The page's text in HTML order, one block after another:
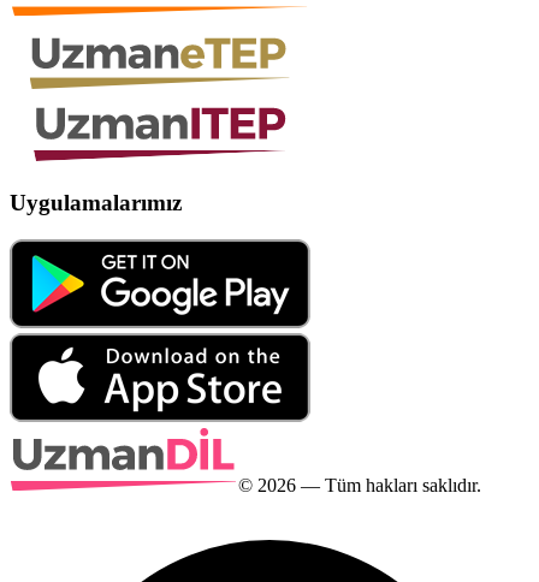
Uygulamalarımız
© 2026 — Tüm hakları saklıdır.